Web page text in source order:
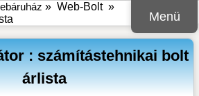
Menü
» Web-Bolt»
: számítástehnikai bolt
árlista